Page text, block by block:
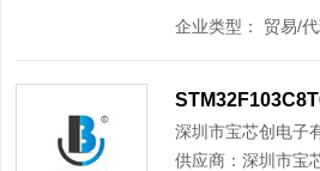
企业类型： 贸易/
深圳市宝芯创电子
供应商： 深圳市宝